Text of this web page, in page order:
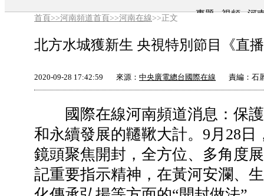
專題 視頻 河
首頁>>河南頻道首頁>>河南在線>>正文
北方水城獲新生 央視特別節目《直
2020-09-28 17:42:59 來源： 中央廣電總台國際在線 責編：石
國際在線河南頻道消息：保護
和永續發展的韆鞦大計。9月28
鏡頭聚焦開封，全方位、多角度
記重要指示精神，在黃河安瀾、